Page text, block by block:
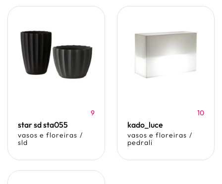
9
star sd sta055
vasos e floreiras /
sld
10
kado_luce
vasos e floreiras /
pedrali